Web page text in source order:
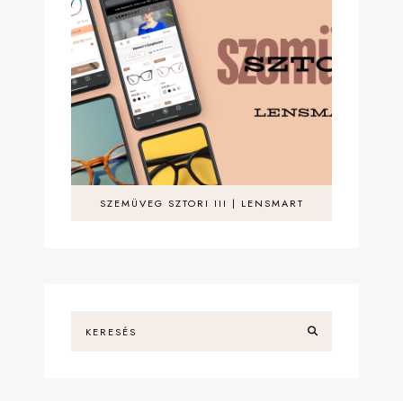
SZEMÜVEG SZTORI III | LENSMART